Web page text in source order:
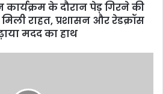
के दौरान पेड़ गिरने की
राहत, प्रशासन और रेडक्रॉस
मदद का हाथ